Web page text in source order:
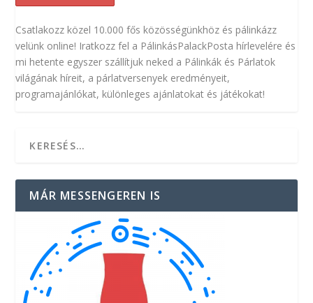
Csatlakozz közel 10.000 fős közösségünkhöz és pálinkázz
velünk online! Iratkozz fel a PálinkásPalackPosta hírlevelére és
mi hetente egyszer szállítjuk neked a Pálinkák és Párlatok
világának híreit, a párlatversenyek eredményeit,
programajánlókat, különleges ajánlatokat és játékokat!
MÁR MESSENGEREN IS